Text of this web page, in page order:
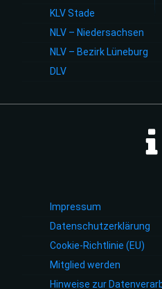
KLV Stade
NLV – Niedersachsen
NLV – Bezirk Lüneburg
DLV
Impressum
Datenschutzerklärung
Cookie-Richtlinie (EU)
Mitglied werden
Hinweise zur